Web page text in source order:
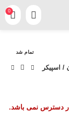
0
تمام شد
اسپیکر
دسترس نمی باشد.